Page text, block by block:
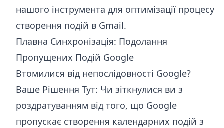
нашого інструмента для оптимізації процесу
створення подій в Gmail.
Плавна Синхронізація: Подолання
Пропущених Подій Google
Втомилися від непослідовності Google?
Ваше Рішення Тут: Чи зіткнулися ви з
роздратуванням від того, що Google
пропускає створення календарних подій з